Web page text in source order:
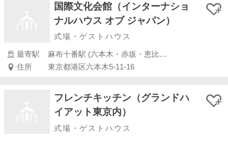
国際文化会館（インターナショ
ナルハウス オブ ジャパン）
式場・ゲストハウス
最寄駅
麻布十番駅 (六本木・赤坂・恵比寿・白金)
住所
東京都港区六本木5-11-16
フレンチキッチン（グランドハ
イアット東京内）
式場・ゲストハウス